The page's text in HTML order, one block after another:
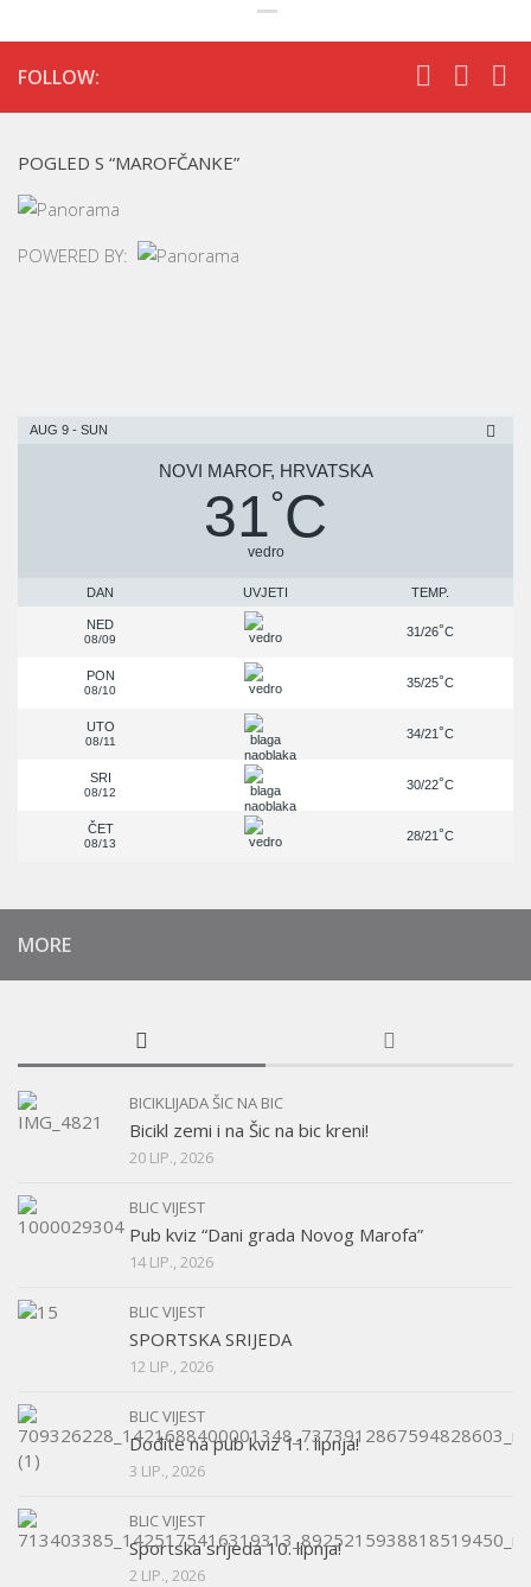
FOLLOW:
POGLED S “MAROFČANKE”
POWERED BY:
AUG 9 - SUN
NOVI MAROF, HRVATSKA
31°C
vedro
DAN UVJETI TEMP.
NED
08/09
31/26°C
PON
08/10
35/25°C
UTO
08/11
34/21°C
SRI
08/12
30/22°C
ČET
08/13
28/21°C
MORE
BICIKLIJADA ŠIC NA BIC
Bicikl zemi i na Šic na bic kreni!
20 LIP., 2026
BLIC VIJEST
Pub kviz “Dani grada Novog Marofa”
14 LIP., 2026
BLIC VIJEST
SPORTSKA SRIJEDA
12 LIP., 2026
BLIC VIJEST
Dođite na pub kviz 11. lipnja!
3 LIP., 2026
BLIC VIJEST
Sportska srijeda 10. lipnja!
2 LIP., 2026